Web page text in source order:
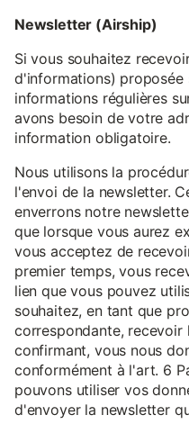
Newsletter (Airship)
Si vous souhaitez
d'informations) proposée
informations régulières
avons besoin de votre
information obligatoire.
Nous utilisons la
l'envoi de la newsletter.
enverrons notre
que lorsque vous aurez
vous acceptez de
premier temps, vous
lien que vous pouvez
souhaitez, en tant que
correspondante, recevoir
confirmant, vous nous
conformément à l'art. 6
pouvons utiliser vos
d'envoyer la newsletter